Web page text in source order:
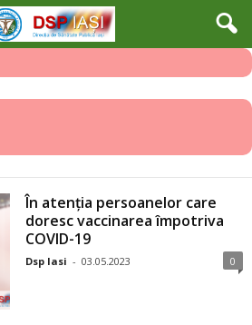
În atenția persoanelor care
doresc vaccinarea împotriva
COVID-19
Dsp Iasi - 03.05.2023 0